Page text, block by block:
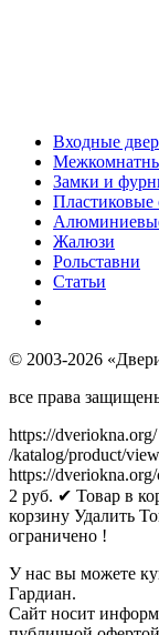
Входные
Замки и
Пластиковые
Жалюзи
Рольставни
Статьи
© 2003-2026
все права
https://dveriokna.org/
/katalog/product/
https://
2 руб. ✔ Товар в
корзину Удалить
ограничено !
У нас вы можете
Гардиан.
Сайт носит